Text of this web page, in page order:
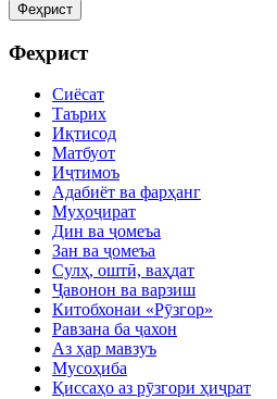
Феҳрист
Феҳрист
Сиёсат
Таърих
Иқтисод
Матбуот
Иҷтимоъ
Адабиёт ва фарҳанг
Муҳоҷират
Дин ва ҷомеъа
Зан ва ҷомеъа
Сулҳ, оштӣ, ваҳдат
Ҷавонон ва варзиш
Китобхонаи «Рӯзгор»
Равзана ба ҷахон
Аз ҳар мавзуъ
Мусоҳиба
Қиссаҳо аз рӯзгори ҳиҷрат